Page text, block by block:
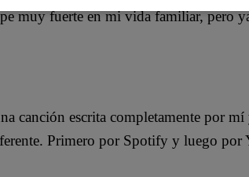
muy fuerte en mi vida familiar, pero
canción escrita completamente por
Primero por Spotify y luego por